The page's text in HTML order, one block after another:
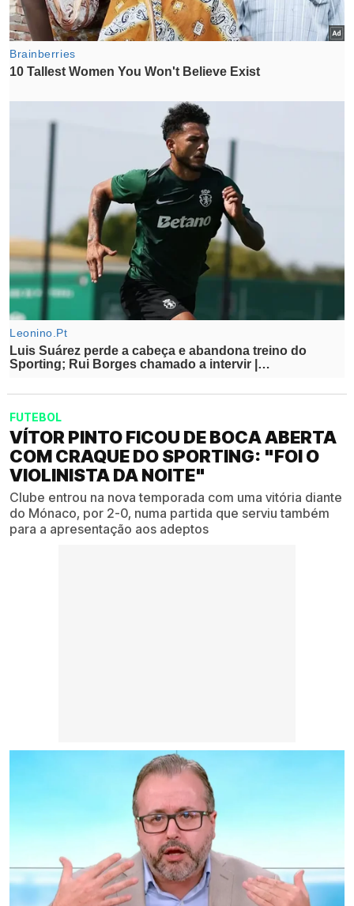
FUTEBOL
VÍTOR PINTO FICOU DE BOCA ABERTA
COM CRAQUE DO SPORTING: "FOI O
VIOLINISTA DA NOITE"
Clube entrou na nova temporada com uma vitória diante
do Mónaco, por 2-0, numa partida que serviu também
para a apresentação aos adeptos